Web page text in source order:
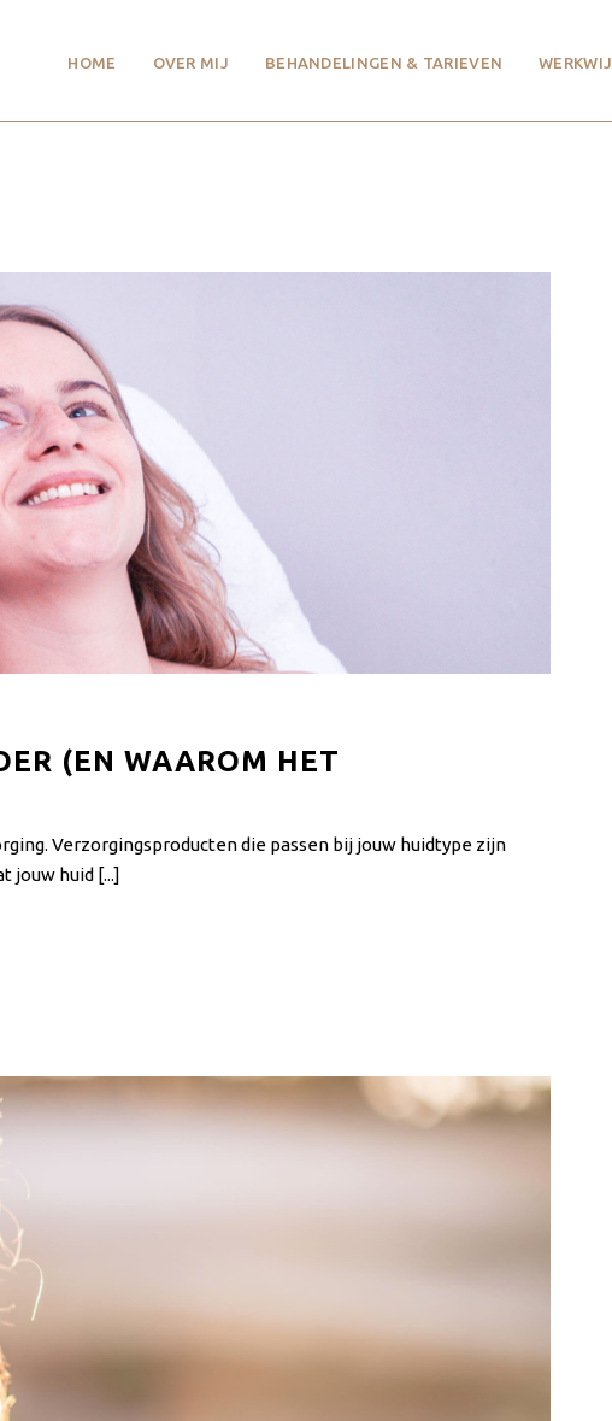
HOME OVER MIJ BEHANDELINGEN & TARIEVEN
(EN WAAROM HET
Verzorgingsproducten die passen bij jouw huidtype zijn
jouw huid [...]